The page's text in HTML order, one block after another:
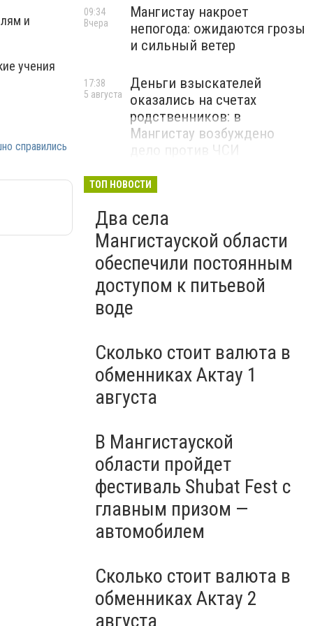
и
учения
справились
Мангистау накроет
непогода: ожидаются грозы
и сильный ветер
09:34
Вчера
Деньги взыскателей
оказались на счетах
родственников: в
Мангистау возбуждено
дело против ЧСИ
17:38
5 августа
ТОП НОВОСТИ
Два села
Мангистауской области
обеспечили постоянным
доступом к питьевой
воде
Сколько стоит валюта в
обменниках Актау 1
августа
В Мангистауской
области пройдет
фестиваль Shubat Fest с
главным призом —
автомобилем
Сколько стоит валюта в
обменниках Актау 2
августа